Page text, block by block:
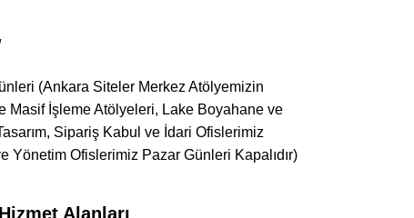
(Ankara Siteler Merkez Atölyemizin
Masif İşleme Atölyeleri, Lake Boyahane ve
Sipariş Kabul ve İdari Ofislerimiz
Ofislerimiz Pazar Günleri Kapalıdır)
Alanları